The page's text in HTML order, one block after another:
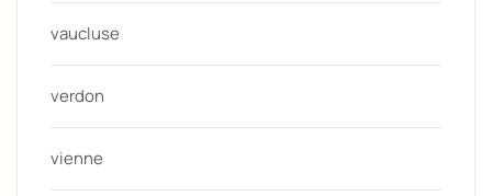
vaucluse
verdon
vienne